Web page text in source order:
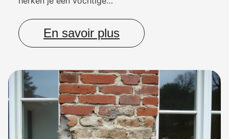
En savoir plus